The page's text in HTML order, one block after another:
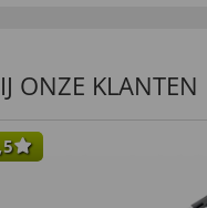
ONZE KLANTEN